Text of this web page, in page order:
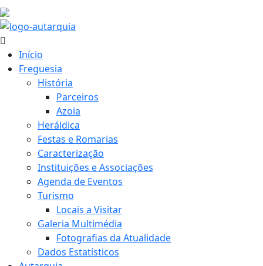
Início
Freguesia
História
Parceiros
Azoia
Heráldica
Festas e Romarias
Caracterização
Instituições e Associações
Agenda de Eventos
Turismo
Locais a Visitar
Galeria Multimédia
Fotografias da Atualidade
Dados Estatísticos